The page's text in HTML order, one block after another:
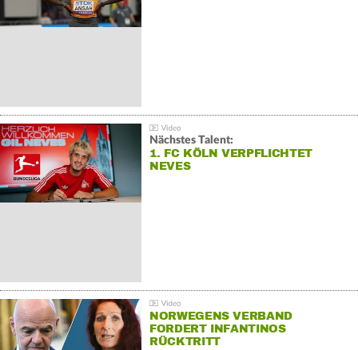
Nächstes Talent:
1. FC KÖLN VERPFLICHTET
NEVES
NORWEGENS VERBAND
FORDERT INFANTINOS
RÜCKTRITT